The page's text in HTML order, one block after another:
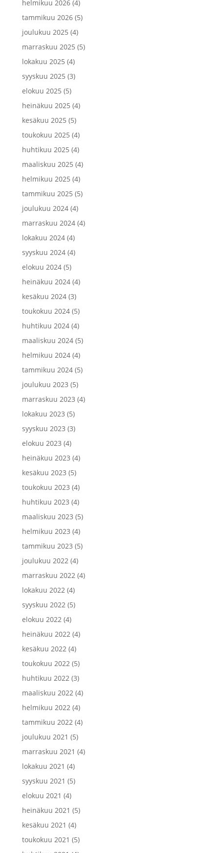
helmikuu 2026(4)
tammikuu 2026(5)
joulukuu 2025 (4)
marraskuu 2025 (5)
lokakuu 2025 (4)
syyskuu 2025 (3)
elokuu 2025 (5)
heinäkuu 2025 (4)
kesäkuu 2025 (5)
toukokuu 2025 (4)
huhtikuu 2025 (4)
maaliskuu 2025 (4)
helmikuu 2025 (4)
tammikuu 2025 (5)
joulukuu 2024(4)
marraskuu 2024(4)
lokakuu 2024(4)
syyskuu 2024(4)
elokuu 2024(5)
heinäkuu 2024(4)
kesäkuu 2024(3)
toukokuu 2024(5)
huhtikuu 2024(4)
maaliskuu 2024(5)
helmikuu 2024(4)
tammikuu 2024(5)
joulukuu 2023 (5)
marraskuu 2023 (4)
lokakuu 2023 (5)
syyskuu 2023 (3)
elokuu 2023 (4)
heinäkuu 2023 (4)
kesäkuu 2023 (5)
toukokuu 2023 (4)
huhtikuu 2023 (4)
maaliskuu 2023 (5)
helmikuu 2023 (4)
tammikuu 2023 (5)
joulukuu 2022(4)
marraskuu 2022(4)
lokakuu 2022(4)
syyskuu 2022(5)
elokuu 2022(4)
heinäkuu 2022(4)
kesäkuu 2022(4)
toukokuu 2022(5)
huhtikuu 2022(3)
maaliskuu 2022(4)
helmikuu 2022(4)
tammikuu 2022(4)
joulukuu 2021 (5)
marraskuu 2021 (4)
lokakuu 2021 (4)
syyskuu 2021 (5)
elokuu 2021 (4)
heinäkuu 2021 (5)
kesäkuu 2021 (4)
toukokuu 2021 (5)